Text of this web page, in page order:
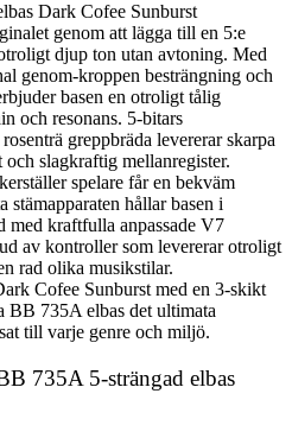
Dark Cofee Sunburst
genom att lägga till en 5:e
djup ton utan avtoning. Med
genom-kroppen besträngning och
basen en otroligt tålig
och resonans. 5-bitars
greppbräda levererar skarpa
slagkraftig mellanregister.
spelare får en bekväm
stämapparaten hållar basen i
med kraftfulla anpassade V7
av kontroller som levererar otroligt
rad olika musikstilar.
Cofee Sunburst med en 3-skikt
BB 735A elbas det ultimata
till varje genre och miljö.
735A 5-strängad elbas